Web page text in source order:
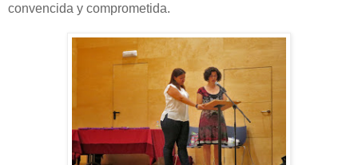
convencida y comprometida.